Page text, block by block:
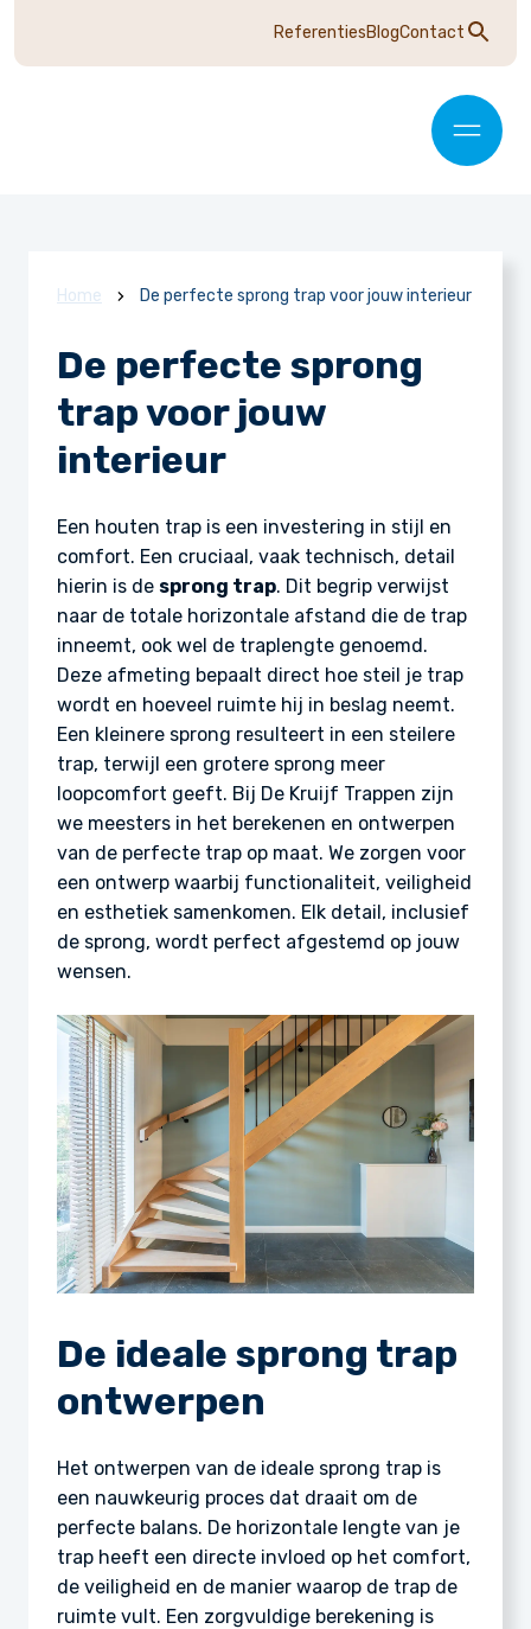
ReferentiesBlogContact
Home De perfecte sprong trap voor jouw interieur
De perfecte sprong
trap voor jouw
interieur
Een houten trap is een investering in stijl en
comfort. Een cruciaal, vaak technisch, detail
hierin is de sprong trap. Dit begrip verwijst
naar de totale horizontale afstand die de trap
inneemt, ook wel de traplengte genoemd.
Deze afmeting bepaalt direct hoe steil je trap
wordt en hoeveel ruimte hij in beslag neemt.
Een kleinere sprong resulteert in een steilere
trap, terwijl een grotere sprong meer
loopcomfort geeft. Bij De Kruijf Trappen zijn
we meesters in het berekenen en ontwerpen
van de perfecte trap op maat. We zorgen voor
een ontwerp waarbij functionaliteit, veiligheid
en esthetiek samenkomen. Elk detail, inclusief
de sprong, wordt perfect afgestemd op jouw
wensen.
De ideale sprong trap
ontwerpen
Het ontwerpen van de ideale sprong trap is
een nauwkeurig proces dat draait om de
perfecte balans. De horizontale lengte van je
trap heeft een directe invloed op het comfort,
de veiligheid en de manier waarop de trap de
ruimte vult. Een zorgvuldige berekening is